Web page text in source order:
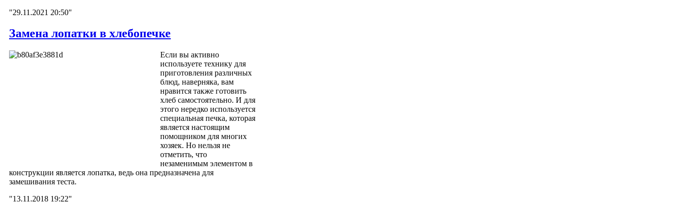
"29.11.2021 20:50"
Замена лопатки в хлебопечке
Если вы активно
используете технику для
приготовления различных
блюд, наверняка, вам
нравится также готовить
хлеб самостоятельно. И для
этого нередко используется
специальная печка, которая
является настоящим
помощником для многих
хозяек. Но нельзя не
отметить, что
незаменимым элементом в
конструкции является лопатка, ведь она предназначена для
замешивания теста.
"13.11.2018 19:22"